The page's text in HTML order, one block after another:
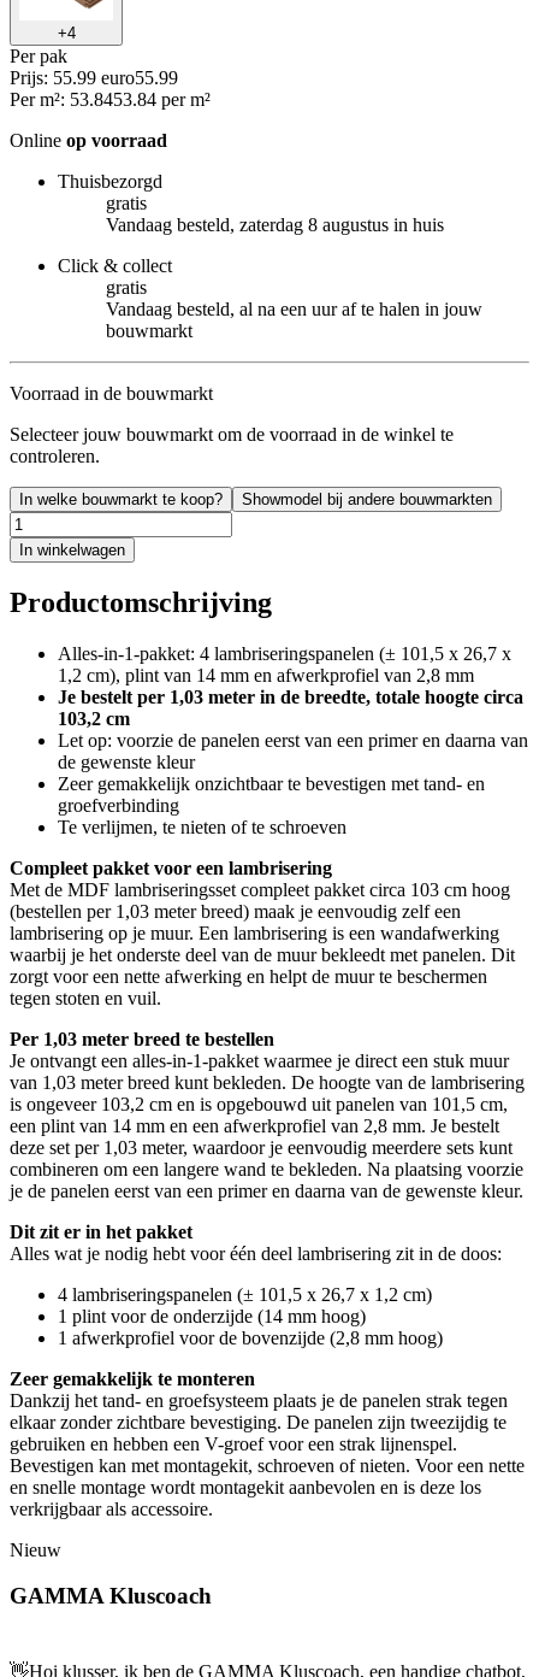
+4
Per pak
Prijs: 55.99 euro55.99
Per m²: 53.8453.84 per m²
Online op voorraad
Thuisbezorgd
gratis
Vandaag besteld, zaterdag 8 augustus in huis
Click & collect
gratis
Vandaag besteld, al na een uur af te halen in jouw
bouwmarkt
Voorraad in de bouwmarkt
Selecteer jouw bouwmarkt om de voorraad in de winkel te
controleren.
In welke bouwmarkt te koop? Showmodel bij andere bouwmarkten
In winkelwagen
Productomschrijving
Alles-in-1-pakket: 4 lambriseringspanelen (± 101,5 x 26,7 x
1,2 cm), plint van 14 mm en afwerkprofiel van 2,8 mm
Je bestelt per 1,03 meter in de breedte, totale hoogte circa
103,2 cm
Let op: voorzie de panelen eerst van een primer en daarna van
de gewenste kleur
Zeer gemakkelijk onzichtbaar te bevestigen met tand- en
groefverbinding
Te verlijmen, te nieten of te schroeven
Compleet pakket voor een lambrisering
Met de MDF lambriseringsset compleet pakket circa 103 cm hoog
(bestellen per 1,03 meter breed) maak je eenvoudig zelf een
lambrisering op je muur. Een lambrisering is een wandafwerking
waarbij je het onderste deel van de muur bekleedt met panelen. Dit
zorgt voor een nette afwerking en helpt de muur te beschermen
tegen stoten en vuil.
Per 1,03 meter breed te bestellen
Je ontvangt een alles-in-1-pakket waarmee je direct een stuk muur
van 1,03 meter breed kunt bekleden. De hoogte van de lambrisering
is ongeveer 103,2 cm en is opgebouwd uit panelen van 101,5 cm,
een plint van 14 mm en een afwerkprofiel van 2,8 mm. Je bestelt
deze set per 1,03 meter, waardoor je eenvoudig meerdere sets kunt
combineren om een langere wand te bekleden. Na plaatsing voorzie
je de panelen eerst van een primer en daarna van de gewenste kleur.
Dit zit er in het pakket
Alles wat je nodig hebt voor één deel lambrisering zit in de doos:
4 lambriseringspanelen (± 101,5 x 26,7 x 1,2 cm)
1 plint voor de onderzijde (14 mm hoog)
1 afwerkprofiel voor de bovenzijde (2,8 mm hoog)
Zeer gemakkelijk te monteren
Dankzij het tand- en groefsysteem plaats je de panelen strak tegen
elkaar zonder zichtbare bevestiging. De panelen zijn tweezijdig te
gebruiken en hebben een V-groef voor een strak lijnenspel.
Bevestigen kan met montagekit, schroeven of nieten. Voor een nette
en snelle montage wordt montagekit aanbevolen en is deze los
verkrijgbaar als accessoire.
Nieuw
GAMMA Kluscoach
👋Hoi klusser, ik ben de GAMMA Kluscoach, een handige chatbot,